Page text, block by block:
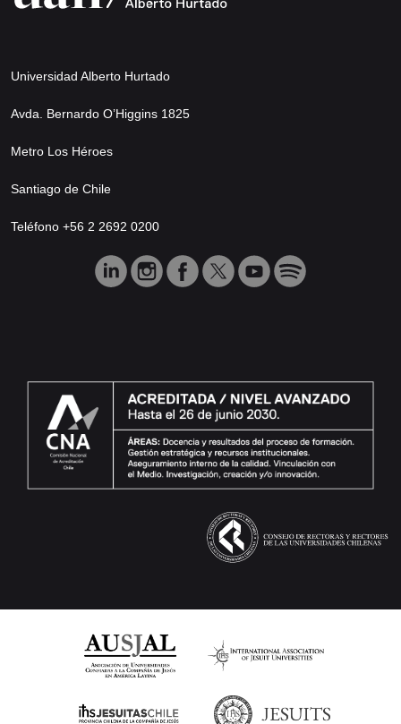
Universidad Alberto Hurtado
Avda. Bernardo O’Higgins 1825
Metro Los Héroes
Santiago de Chile
Teléfono +56 2 2692 0200